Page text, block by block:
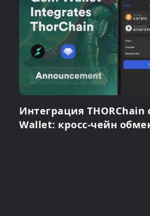
Интеграция THORChain
Wallet: кросс-чейн